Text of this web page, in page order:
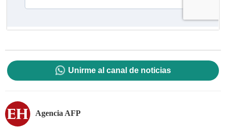
Unirme al canal de noticias
Agencia AFP